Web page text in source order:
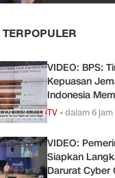
VIDEO: BPS:
Kepuasan
Indonesia
TV •dalam 6 jam
VIDEO:
Siapkan
Darurat Cyber